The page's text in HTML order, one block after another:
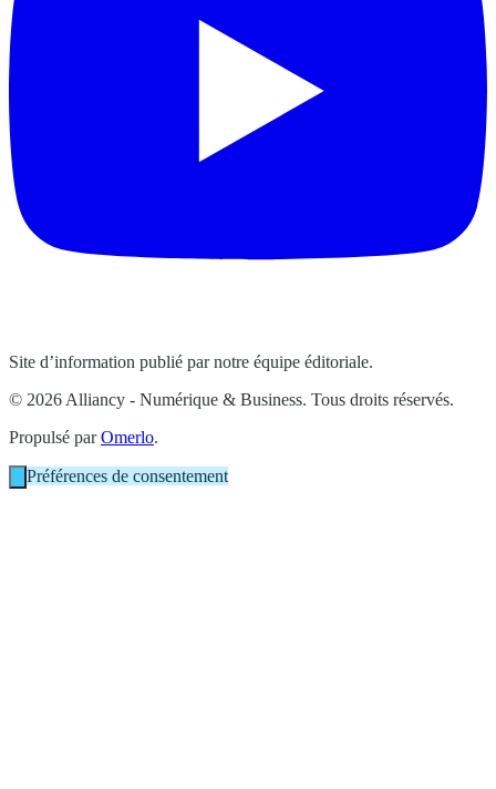
Site d’information publié par notre équipe éditoriale.
© 2026 Alliancy - Numérique & Business. Tous droits réservés.
Propulsé parOmerlo.
Préférences de consentement